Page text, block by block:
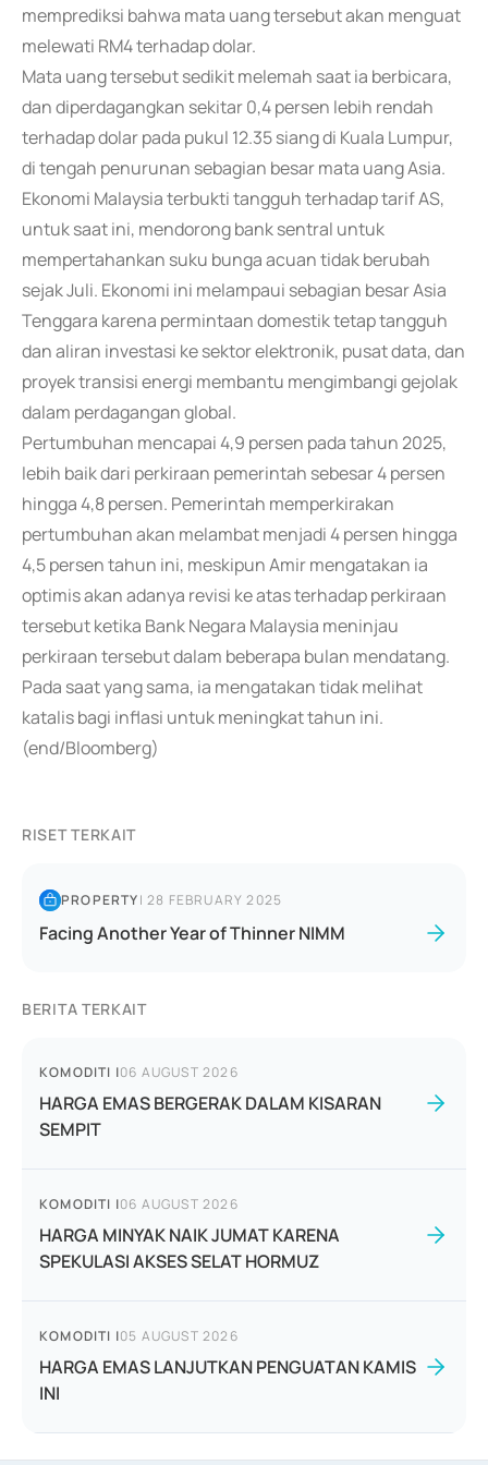
memprediksi bahwa mata uang tersebut akan menguat
melewati RM4 terhadap dolar.
Mata uang tersebut sedikit melemah saat ia berbicara,
dan diperdagangkan sekitar 0,4 persen lebih rendah
terhadap dolar pada pukul 12.35 siang di Kuala Lumpur,
di tengah penurunan sebagian besar mata uang Asia.
Ekonomi Malaysia terbukti tangguh terhadap tarif AS,
untuk saat ini, mendorong bank sentral untuk
mempertahankan suku bunga acuan tidak berubah
sejak Juli. Ekonomi ini melampaui sebagian besar Asia
Tenggara karena permintaan domestik tetap tangguh
dan aliran investasi ke sektor elektronik, pusat data, dan
proyek transisi energi membantu mengimbangi gejolak
dalam perdagangan global.
Pertumbuhan mencapai 4,9 persen pada tahun 2025,
lebih baik dari perkiraan pemerintah sebesar 4 persen
hingga 4,8 persen. Pemerintah memperkirakan
pertumbuhan akan melambat menjadi 4 persen hingga
4,5 persen tahun ini, meskipun Amir mengatakan ia
optimis akan adanya revisi ke atas terhadap perkiraan
tersebut ketika Bank Negara Malaysia meninjau
perkiraan tersebut dalam beberapa bulan mendatang.
Pada saat yang sama, ia mengatakan tidak melihat
katalis bagi inflasi untuk meningkat tahun ini.
(end/Bloomberg)
RISET TERKAIT
PROPERTY|28 FEBRUARY 2025
Facing Another Year of Thinner NIMM
BERITA TERKAIT
KOMODITI |06 AUGUST 2026
HARGA EMAS BERGERAK DALAM KISARAN
SEMPIT
KOMODITI |06 AUGUST 2026
HARGA MINYAK NAIK JUMAT KARENA
SPEKULASI AKSES SELAT HORMUZ
KOMODITI |05 AUGUST 2026
HARGA EMAS LANJUTKAN PENGUATAN KAMIS
INI